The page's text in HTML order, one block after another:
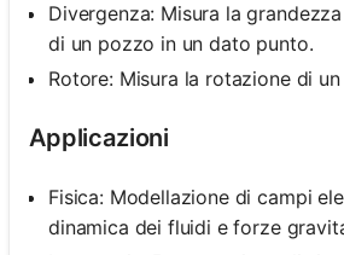
Divergenza: Misura la
di un pozzo in un dato punto.
Rotore: Misura la rotazione di
Applicazioni
Fisica: Modellazione di campi
dinamica dei fluidi e forze